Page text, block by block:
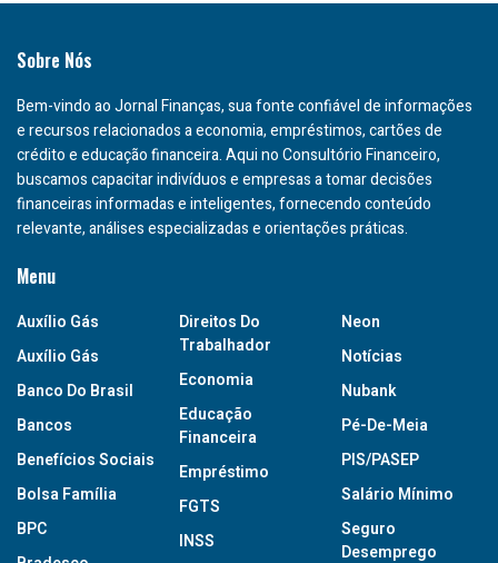
Sobre Nós
Bem-vindo ao Jornal Finanças, sua fonte confiável de informações
e recursos relacionados a economia, empréstimos, cartões de
crédito e educação financeira. Aqui no Consultório Financeiro,
buscamos capacitar indivíduos e empresas a tomar decisões
financeiras informadas e inteligentes, fornecendo conteúdo
relevante, análises especializadas e orientações práticas.
Menu
Auxílio Gás
Auxílio Gás
Banco Do Brasil
Bancos
Benefícios Sociais
Bolsa Família
BPC
Direitos Do
Trabalhador
Economia
Educação
Financeira
Empréstimo
FGTS
INSS
Neon
Notícias
Nubank
Pé-De-Meia
PIS/PASEP
Salário Mínimo
Seguro
Desemprego